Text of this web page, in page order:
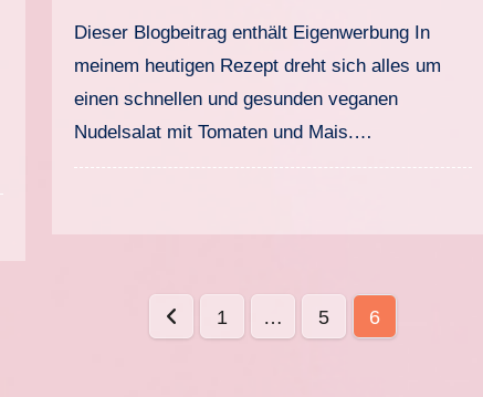
nur für den Sommer
Dieser Blogbeitrag enthält Eigenwerbung In
meinem heutigen Rezept dreht sich alles um
einen schnellen und gesunden veganen
Nudelsalat mit Tomaten und Mais.…
Seitennummerierung
1 … 5 6